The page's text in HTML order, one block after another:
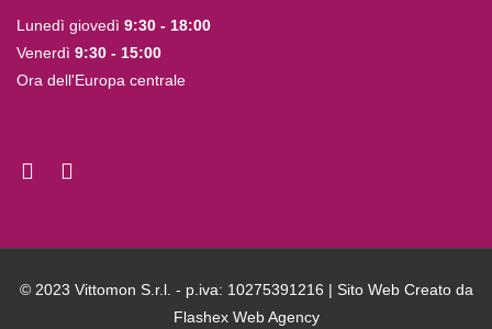
Lunedì giovedì 9:30 - 18:00
Venerdì 9:30 - 15:00
Ora dell'Europa centrale
© 2023 Vittomon S.r.l. - p.iva: 10275391216 | Sito Web Creato da
Flashex Web Agency